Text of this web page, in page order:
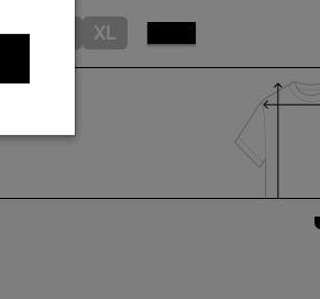
M XL